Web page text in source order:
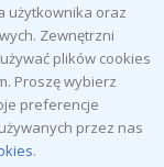
użytkownika oraz
Zewnętrzni
plików cookies
Proszę wybierz
preferencje
przez nas
.